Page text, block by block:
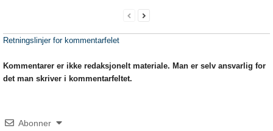
Retningslinjer for kommentarfelet
Kommentarer er ikke redaksjonelt materiale. Man er selv ansvarlig for
det man skriver i kommentarfeltet.
Abonner